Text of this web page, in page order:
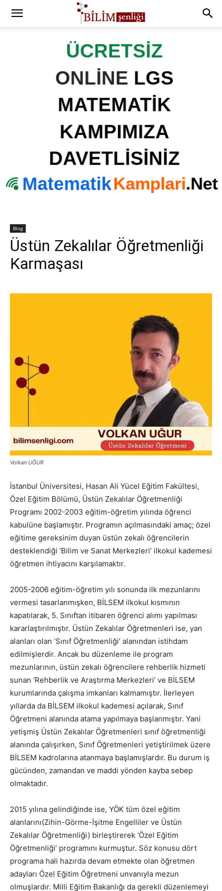
Blog
Üstün Zekalılar Öğretmenliği
Karmaşası
Volkan UĞUR
İstanbul Üniversitesi, Hasan Ali Yücel Eğitim Fakültesi,
Özel Eğitim Bölümü, Üstün Zekalılar Öğretmenliği
Programı 2002-2003 eğitim-öğretim yılında öğrenci
kabulüne başlamıştır. Programın açılmasındaki amaç; özel
eğitime gereksinim duyan üstün zekalı öğrencilerin
desteklendiği ‘Bilim ve Sanat Merkezleri’ ilkokul kademesi
öğretmen ihtiyacını karşılamaktır.
2005-2006 eğitim-öğretim yılı sonunda ilk mezunlarını
vermesi tasarlanmışken, BİLSEM ilkokul kısmının
kapatılarak, 5. Sınıftan itibaren öğrenci alımı yapılması
kararlaştırılmıştır. Üstün Zekalılar Öğretmenleri ise, yan
alanları olan ‘Sınıf Öğretmenliği’ alanından istihdam
edilmişlerdir. Ancak bu düzenleme ile program
mezunlarının, üstün zekalı öğrencilere rehberlik hizmeti
sunan ‘Rehberlik ve Araştırma Merkezleri’ ve BİLSEM
kurumlarında çalışma imkanları kalmamıştır. İlerleyen
yıllarda da BİLSEM ilkokul kademesi açılarak, Sınıf
Öğretmeni alanında atama yapılmaya başlanmıştır. Yani
yetişmiş Üstün Zekalılar Öğretmenleri sınıf öğretmenliği
alanında çalışırken, Sınıf Öğretmenleri yetiştirilmek üzere
BİLSEM kadrolarına atanmaya başlamışlardır. Bu durum iş
gücünden, zamandan ve maddi yönden kayba sebep
olmaktadır.
2015 yılına gelindiğinde ise, YÖK tüm özel eğitim
alanlarını(Zihin-Görme-İşitme Engelliler ve Üstün
Zekalılar Öğretmenliği) birleştirerek ‘Özel Eğitim
Öğretmenliği’ programını kurmuştur. Söz konusu dört
programa hali hazırda devam etmekte olan öğretmen
adayları Özel Eğitim Öğretmeni unvanıyla mezun
olmuşlardır. Milli Eğitim Bakanlığı da gerekli düzenlemeyi